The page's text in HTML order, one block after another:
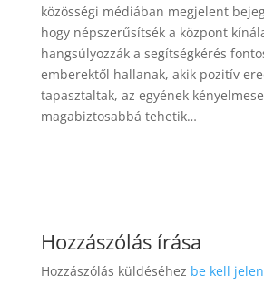
közösségi médiában megjelent
hogy népszerűsítsék a központ
hangsúlyozzák a segítségkérés
emberektől hallanak, akik pozitív
tapasztaltak, az egyének
magabiztosabbá tehetik…
Hozzászólás írása
Hozzászólás küldéséhez be kell